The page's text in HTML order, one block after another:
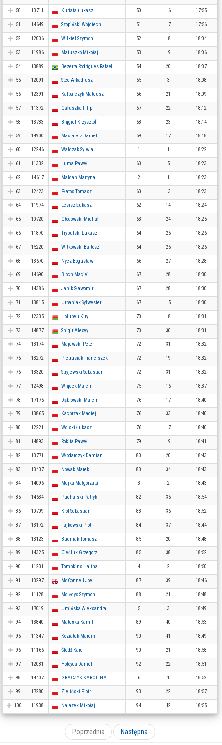
50 13711 Kuriata Łukasz 50 16 17:55
51 14649 Szopiński Wojciech 51 17 17:56
52 12036 Wilkiel Szymon 52 18 18:04
53 11986 Matuszko Mikołaj 53 19 18:06
54 13889 Bezerra Rodrigues Rafael 54 20 18:07
55 12091 Stec Arkadiusz 55 3 18:08
56 12391 Kalbarczyk Mateusz 56 21 18:09
57 11372 Gałuszka Filip 57 22 18:12
58 13783 Brągiel Krzysztof 58 23 18:14
59 14900 Mastalerz Daniel 59 17 18:18
60 12246 Walczak Sylwia 1 1 18:22
61 11332 Luma Paweł 60 5 18:23
62 14617 Malcan Martyna 2 1 18:23
63 12423 Płatos Tomasz 60 13 18:23
64 11974 Lesisz Łukasz 62 14 18:24
65 10720 Głodowski Michał 63 24 18:25
66 11870 Trybulski Łukasz 64 25 18:26
67 15220 Witkowski Bartosz 64 25 18:26
68 13670 Nycz Bogusław 66 27 18:28
69 14690 Bloch Maciej 67 28 18:30
70 14386 Janik Sławomir 67 28 18:30
71 13815 Urbaniak Sylwester 67 15 18:30
72 12335 Holubeu Kiryl 70 18 18:31
73 14877 Snigir Alexey 70 30 18:31
74 13174 Majewski Peter 72 31 18:32
75 13272 Pietrusiak Franciszek 72 19 18:32
76 13320 Stryjewski Sebastian 72 31 18:32
77 12498 Wiącek Marcin 75 16 18:37
78 17175 Dąbrowski Marcin 76 17 18:40
79 13865 Kacprzak Maciej 76 33 18:40
80 12221 Wolski Łukasz 76 17 18:40
81 14893 Rokita Paweł 79 19 18:41
82 13771 Włodarczyk Damian 80 20 18:43
83 13437 Nowak Marek 80 34 18:43
84 14096 Mejka Małgorzata 3 2 18:43
85 14634 Puchalski Patryk 82 35 18:54
86 10709 Król Sebastian 83 36 18:52
87 13172 Fajkowski Piotr 84 37 18:44
88 13123 Budniak Tomasz 85 20 18:48
89 14325 Cieśluk Grzegorz 85 38 18:52
90 11231 Tompkins Halina 4 2 18:50
91 13297 McConnell Joe 87 39 18:46
92 11128 Molędys Szymon 88 21 18:48
93 17019 Umińska Aleksandra 5 3 18:49
94 13840 Mateńka Kamil 89 40 18:53
95 11347 Koziatek Marcin 90 41 18:49
96 11166 Śledź Karol 90 21 18:58
97 12081 Holoyda Daniel 92 22 18:51
98 14407 GRACZYK KAROLINA 6 1 18:52
99 17280 Zieliński Piotr 93 22 18:57
100 11938 Nalazek Mikołaj 94 42 18:55
Poprzednia Następna